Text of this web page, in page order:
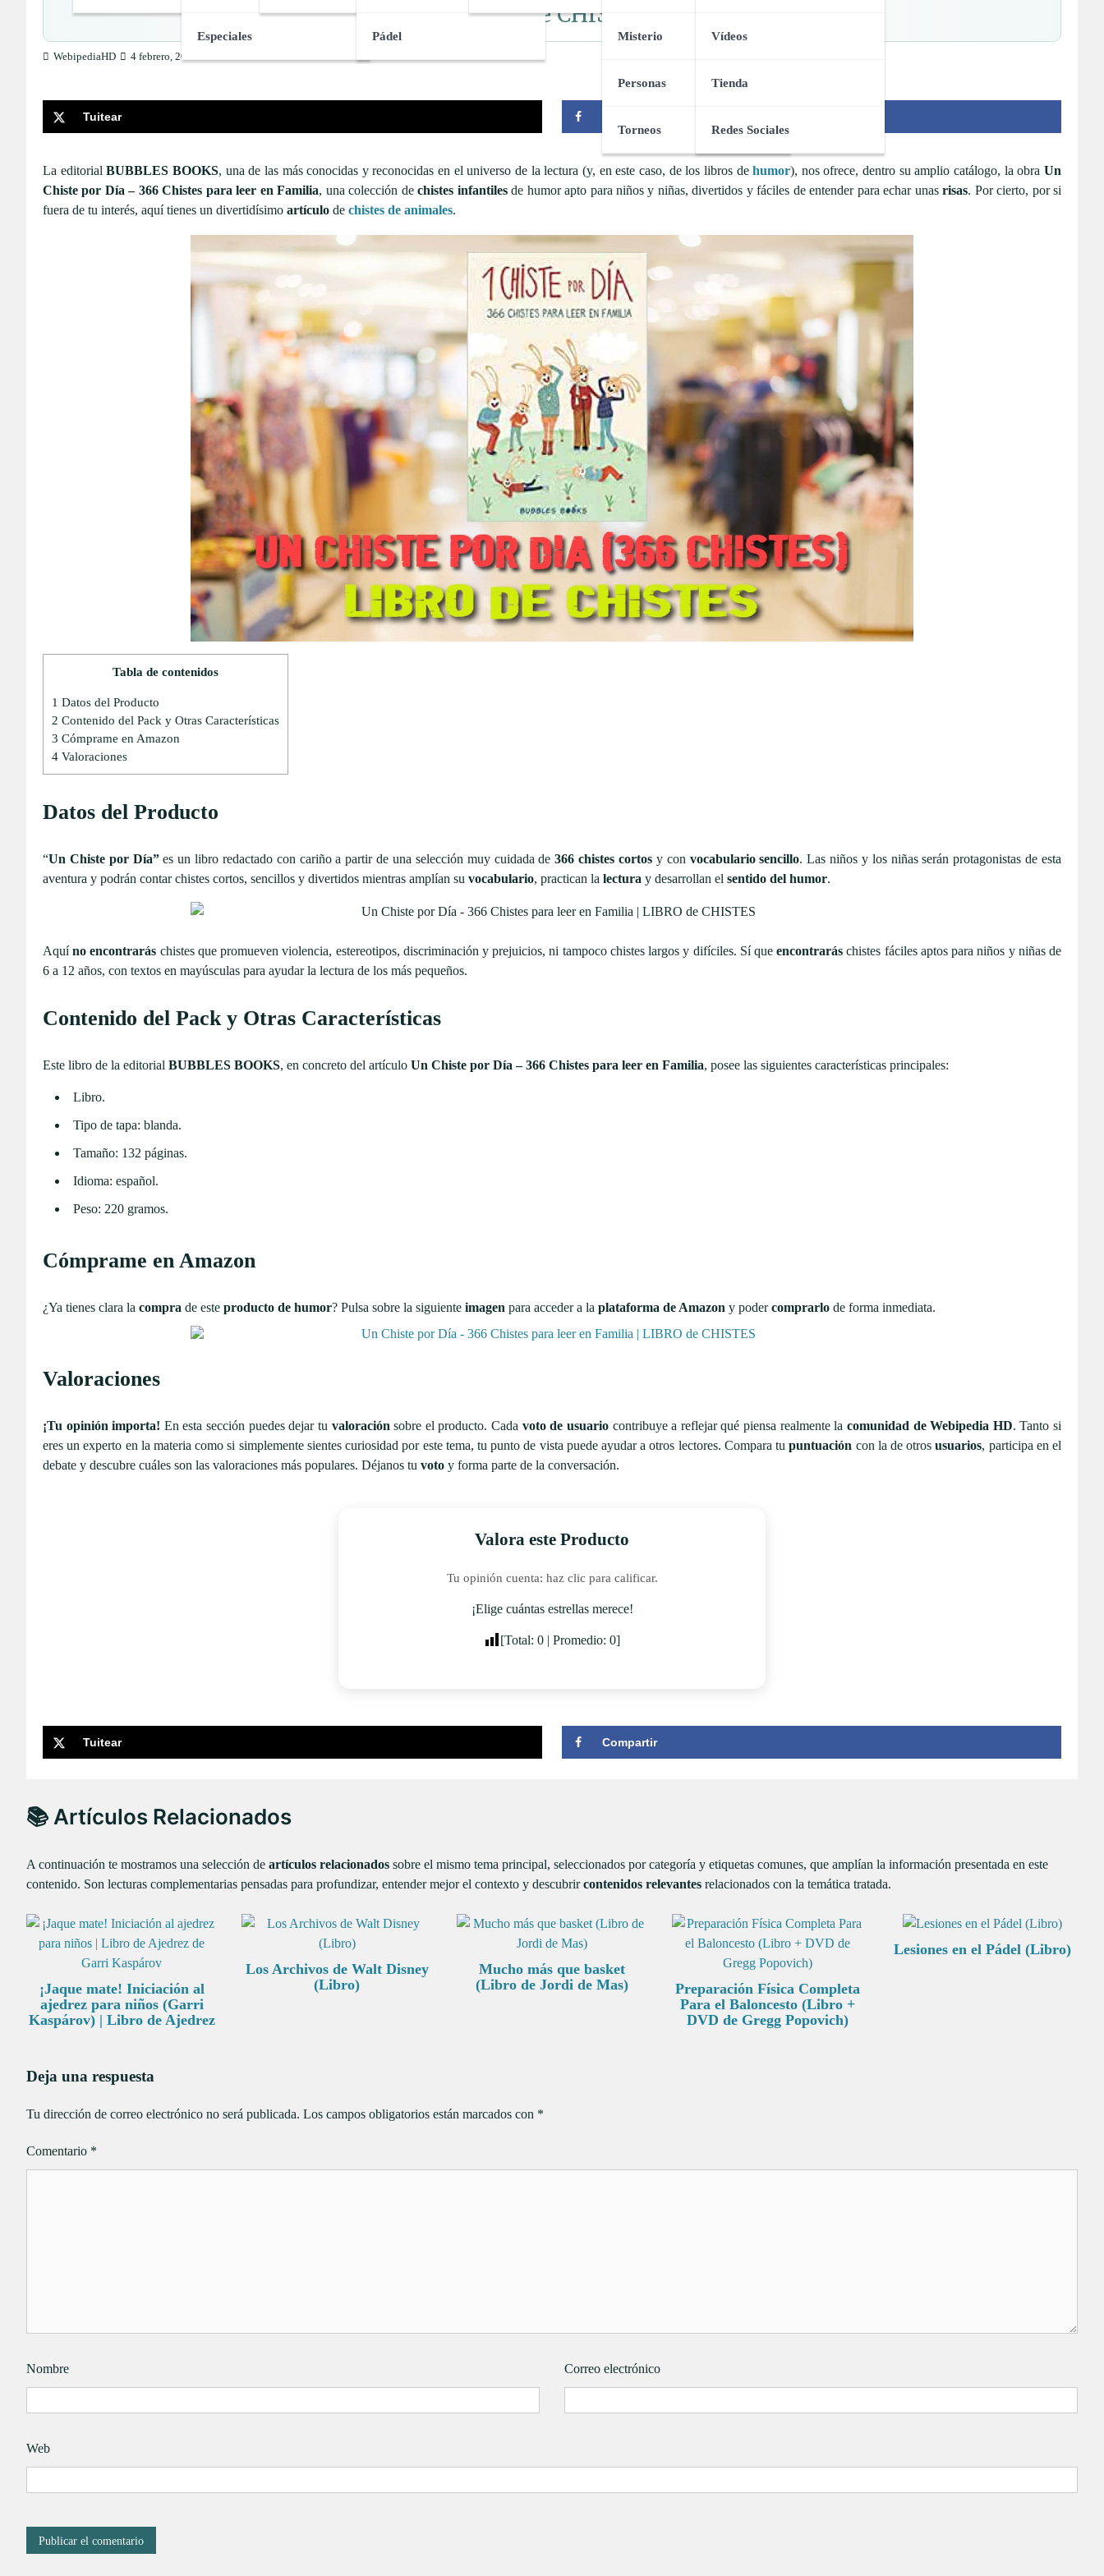
Especiales Pádel Misterio
Personas
Torneos
Vídeos
Tienda
Redes Sociales
LIBRO de CHISTES
WebipediaHD 4 febrero, 2023
Tuitear
La editorialBUBBLES BOOKS, una de las más conocidas y reconocidas en el universo de la lectura (y, en este caso, de los libros dehumor), nos ofrece, dentro su amplio catálogo, la obraUn
Chiste por Día – 366 Chistes para leer en Familia, una colección dechistes infantilesde humor apto para niños y niñas, divertidos y fáciles de entender para echar unasrisas. Por cierto, por si
fuera de tu interés, aquí tienes un divertidísimo artículo de chistes de animales.
Tabla de contenidos
1 Datos del Producto
2 Contenido del Pack y Otras Características
3 Cómprame en Amazon
4 Valoraciones
Datos del Producto
“Un Chiste por Día”es un libro redactado con cariño a partir de una selección muy cuidada de366 chistes cortosy con vocabulario sencillo. Las niños y los niñas serán protagonistas de esta
aventura y podrán contar chistes cortos, sencillos y divertidos mientras amplían su vocabulario, practican la lectura y desarrollan el sentido del humor.
Aquíno encontrarás chistes que promueven violencia, estereotipos, discriminación y prejuicios, ni tampoco chistes largos y difíciles. Sí queencontrarás chistes fáciles aptos para niños y niñas de
6 a 12 años, con textos en mayúsculas para ayudar la lectura de los más pequeños.
Contenido del Pack y Otras Características
Este libro de la editorial BUBBLES BOOKS, en concreto del artículo Un Chiste por Día – 366 Chistes para leer en Familia, posee las siguientes características principales:
Libro.
Tipo de tapa: blanda.
Tamaño: 132 páginas.
Idioma: español.
Peso: 220 gramos.
Cómprame en Amazon
¿Ya tienes clara la compra de este producto de humor? Pulsa sobre la siguiente imagen para acceder a la plataforma de Amazon y podercomprarlo de forma inmediata.
Valoraciones
¡Tu opinión importa! En esta sección puedes dejar tu valoración sobre el producto. Cada voto de usuariocontribuye a reflejar qué piensa realmente la comunidad de Webipedia HD. Tanto si
eres un experto en la materia como si simplemente sientes curiosidad por este tema, tu punto de vista puede ayudar a otros lectores. Compara tupuntuación con la de otrosusuarios, participa en el
debate y descubre cuáles son las valoraciones más populares. Déjanos tu voto y forma parte de la conversación.
Valora este Producto
Tu opinión cuenta: haz clic para calificar.
¡Elige cuántas estrellas merece!
[Total: 0 | Promedio: 0]
Tuitear Compartir
📚 Artículos Relacionados
A continuación te mostramos una selección de artículos relacionados sobre el mismo tema principal, seleccionados por categoría y etiquetas comunes, que amplían la información presentada en este
contenido. Son lecturas complementarias pensadas para profundizar, entender mejor el contexto y descubrircontenidos relevantes relacionados con la temática tratada.
¡Jaque mate! Iniciación al
ajedrez para niños (Garri
Kaspárov) | Libro de Ajedrez
Los Archivos de Walt Disney
(Libro)
Mucho más que basket
(Libro de Jordi de Mas)
Preparación Física Completa
Para el Baloncesto (Libro +
DVD de Gregg Popovich)
Lesiones en el Pádel (Libro)
Deja una respuesta
Tu dirección de correo electrónico no será publicada. Los campos obligatorios están marcados con *
Comentario *
Nombre Correo electrónico
Web